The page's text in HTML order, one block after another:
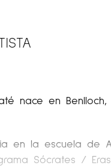
nace en Benlloch,
en la escuela
Sócrates /